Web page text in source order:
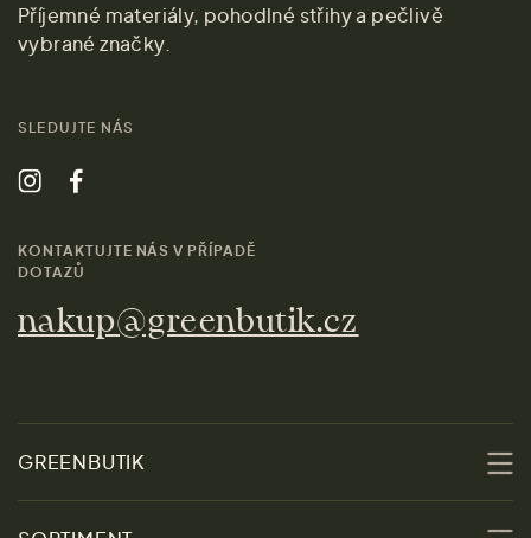
Příjemné materiály, pohodlné střihy a pečlivě
vybrané značky.
SLEDUJTE NÁS
KONTAKTUJTE NÁS V PŘÍPADĚ
DOTAZŮ
nakup@greenbutik.cz
GREENBUTIK